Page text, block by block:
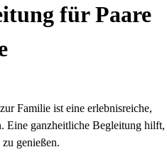
für Paare
Familie ist eine erlebnisreiche,
Eine ganzheitliche Begleitung hilft,
genießen.